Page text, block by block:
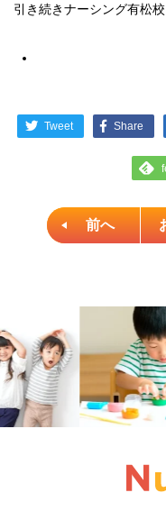
引き続きナーシング有松
Tweet Share
前へ